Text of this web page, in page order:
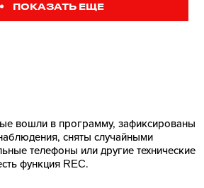
ПОКАЗАТЬ ЕЩЕ
вошли в программу, зафиксированы
сняты случайными
телефоны или другие технические
функция REC.